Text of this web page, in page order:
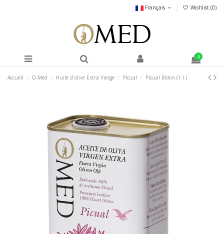
Français Wishlist (0)
0
Accueil O-Med Huile d´olive Extra Vierge Picual Picual Bidon (1 l.)